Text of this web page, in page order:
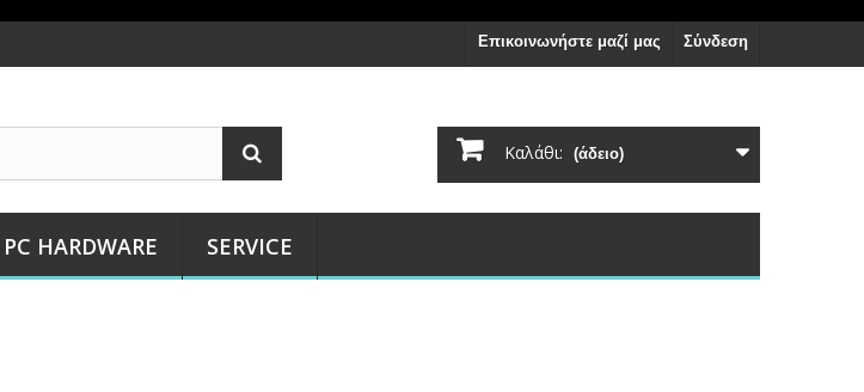
Σύνδεση
Επικοινωνήστε μαζί μας
Καλάθι: (άδειο)
PC HARDWARE SERVICE